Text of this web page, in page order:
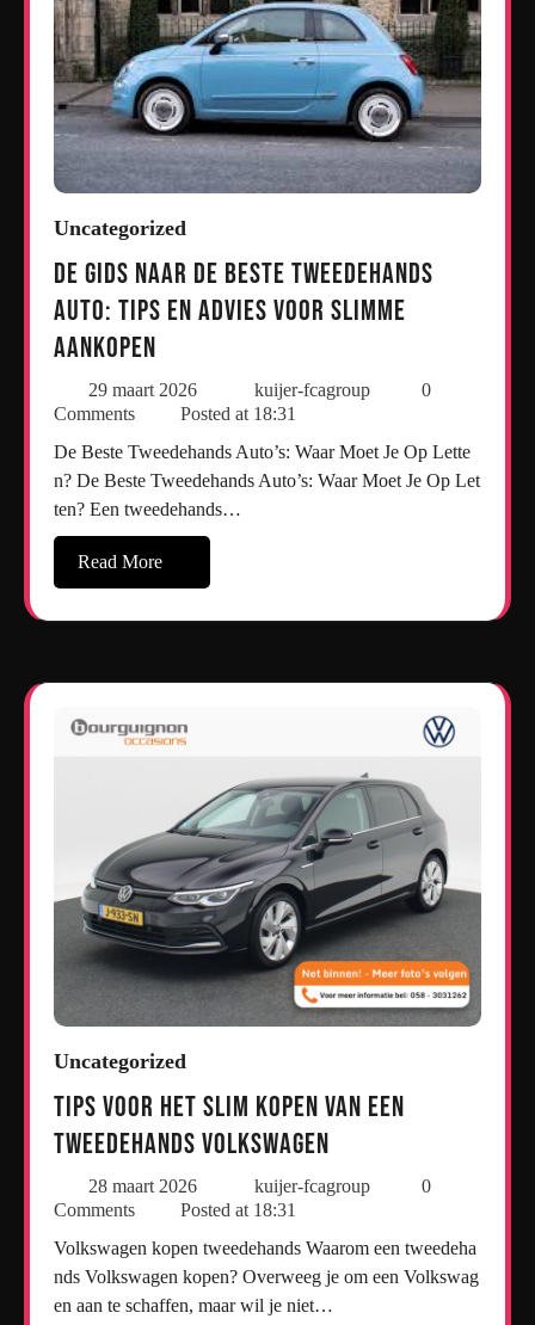
Uncategorized
De Gids naar de Beste Tweedehands
Auto: Tips en Advies voor Slimme
Aankopen
29 maart 2026 kuijer-fcagroup
0
Comments
Posted at 18:31
De Beste Tweedehands Auto’s: Waar Moet Je Op Lette
n? De Beste Tweedehands Auto’s: Waar Moet Je Op Let
ten? Een tweedehands…
Read More
Uncategorized
Tips voor het Slim Kopen van een
Tweedehands Volkswagen
28 maart 2026 kuijer-fcagroup
0
Comments
Posted at 18:31
Volkswagen kopen tweedehands Waarom een tweedeha
nds Volkswagen kopen? Overweeg je om een Volkswag
en aan te schaffen, maar wil je niet…